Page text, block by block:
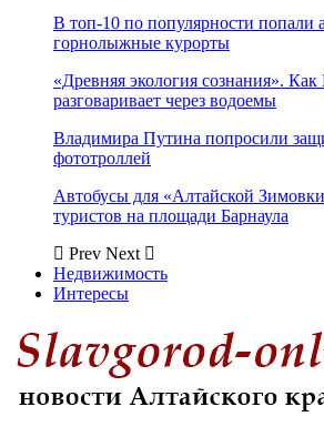
В топ-10 по популярности попали
горнолыжные курорты
«Древняя экология сознания».
разговаривает через водоемы
Владимира Путина попросили
фототроллей
Автобусы для «Алтайской
туристов на площади Барнаула
Prev Next
Недвижимость
Интересы